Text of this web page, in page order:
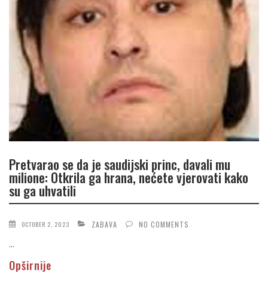
Pretvarao se da je saudijski princ, davali mu
milione: Otkrila ga hrana, nećete vjerovati kako
su ga uhvatili
OCTOBER 2, 2023 ZABAVA NO COMMENTS
...
Opširnije